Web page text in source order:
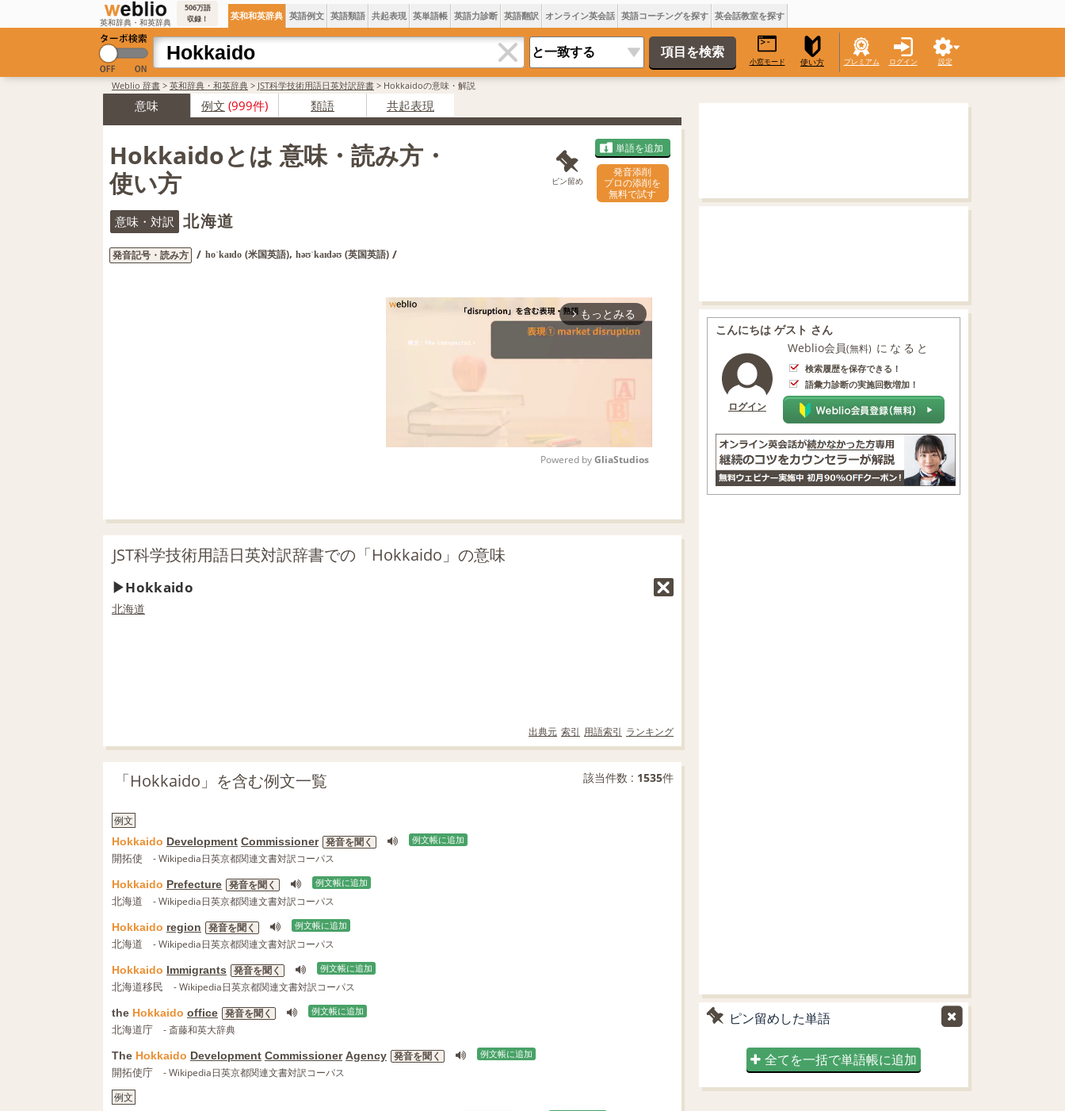
英和辞典・和英辞典
506万語
収録！
英和和英辞典 英語例文 英語類語 共起表現 英単語帳 英語力診断 英語翻訳 オンライン英会話 英語コーチングを探す 英会話教室を探す
小窓モード 使い方 プレミアム ログイン 設定
Weblio 辞書 > 英和辞典・和英辞典 > JST科学技術用語日英対訳辞書 > Hokkaidoの意味・解説
意味 例文 (999件) 類語 共起表現
Hokkaidoとは 意味・読み方・
使い方
ピン留め
単語を追加
発音添削
プロの添削を
無料で試す
意味・対訳 北海道
発音記号・読み方 / hoˈkaɪdo (米国英語), həʊˈkaɪdəʊ (英国英語) /
arrow_forward_ios もっとみる
Powered by GliaStudios
JST科学技術用語日英対訳辞書での「Hokkaido」の意味
Hokkaido
北海道
出典元 索引 用語索引 ランキング
「Hokkaido」を含む例文一覧 該当件数 : 1535件
例文
Hokkaido Development Commissioner 発音を聞く 例文帳に追加
開拓使 - Wikipedia日英京都関連文書対訳コーパス
Hokkaido Prefecture 発音を聞く 例文帳に追加
北海道 - Wikipedia日英京都関連文書対訳コーパス
Hokkaido region 発音を聞く 例文帳に追加
北海道 - Wikipedia日英京都関連文書対訳コーパス
Hokkaido Immigrants 発音を聞く 例文帳に追加
北海道移民 - Wikipedia日英京都関連文書対訳コーパス
the Hokkaido office 発音を聞く 例文帳に追加
北海道庁 - 斎藤和英大辞典
The Hokkaido Development Commissioner Agency 発音を聞く 例文帳に追加
開拓使庁
- Wikipedia日英京都関連文書対訳コーパス
例文
こんにちは ゲスト さん
ログイン
Weblio会員(無料) になると
検索履歴を保存できる！
語彙力診断の実施回数増加！
ピン留めした単語
全てを一括で単語帳に追加